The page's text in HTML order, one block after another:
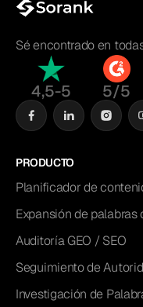
Sé encontrado en
4,5-5 5/5
PRODUCTO
Planificador de
Expansión de palabras
Auditoría GEO / SEO
Seguimiento de
Investigación de